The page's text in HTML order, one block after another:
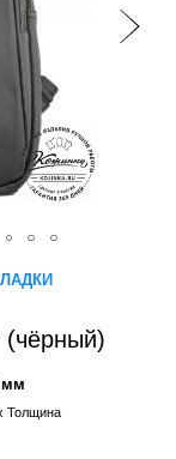
мм
Толщина